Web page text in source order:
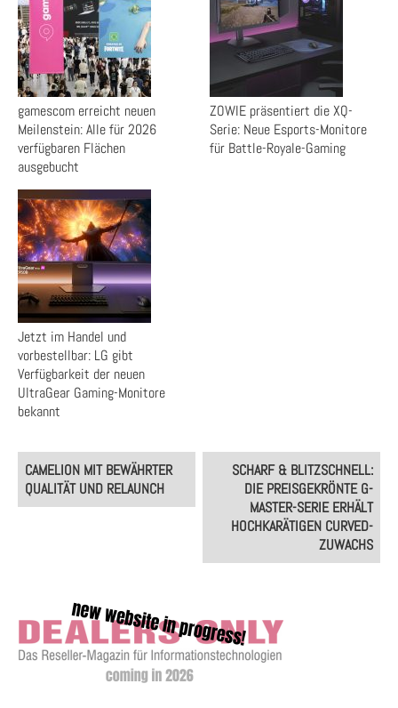
gamescom erreicht neuen
Meilenstein: Alle für 2026
verfügbaren Flächen
ausgebucht
ZOWIE präsentiert die XQ-
Serie: Neue Esports-Monitore
für Battle-Royale-Gaming
Jetzt im Handel und
vorbestellbar: LG gibt
Verfügbarkeit der neuen
UltraGear Gaming-Monitore
bekannt
Post
navigation
CAMELION MIT BEWÄHRTER
QUALITÄT UND RELAUNCH
SCHARF & BLITZSCHNELL:
DIE PREISGEKRÖNTE G-
MASTER-SERIE ERHÄLT
HOCHKARÄTIGEN CURVED-
ZUWACHS